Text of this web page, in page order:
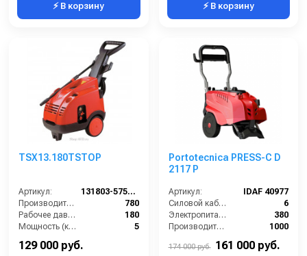
⚡ В корзину ⚡ В корзину
TSX13.180TSTOP
Артикул:
131803-575TSX(VER.351)
Производительность (л/ч):
780
Рабочее давление (бар):
180
Мощность (кВт):
5
129 000 руб.
Portotecnica PRESS-C D
2117 P
Артикул:
IDAF 40977
Силовой кабель (м):
6
Электропитание (В):
380
Производительность (л/ч):
1000
200
174 000 руб. 161 000 руб.